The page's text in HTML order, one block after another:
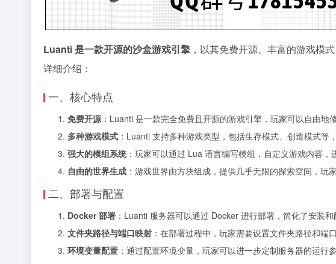
Luanti 是一款开源的沙盒游戏引擎 ，以其免费开源、丰富的游戏模
详细介绍：
一、核心特点
免费开源：Luanti 是一款完全免费且开源的游戏引擎，玩家可以自由地
多种游戏模式 ：Luanti 支持多种游戏类型，包括生存模式、创造模式等
强大的模组系统：玩家可以通过 Lua 语言编写模组，自定义游戏内容，
自由的世界生成 ：游戏世界由方块组成，提供几乎无限的探索空间，玩
二、部署与配置
Docker 部署 ：Luanti 服务器可以通过 Docker 进行部署，简化了安装
文件夹路径与端口映射 ：在部署过程中，玩家需要设置文件夹路径和端
环境变量配置 ：通过配置环境变量，玩家可以进一步定制服务器的运行参